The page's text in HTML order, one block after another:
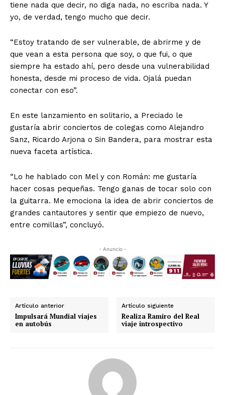
tiene nada que decir, no diga nada, no escriba nada. Y
yo, de verdad, tengo mucho que decir.
“Estoy tratando de ser vulnerable, de abrirme y de
que vean a esta persona que soy, o que fui, o que
siempre ha estado ahí, pero desde una vulnerabilidad
honesta, desde mi proceso de vida. Ojalá puedan
conectar con eso”.
En este lanzamiento en solitario, a Preciado le
gustaría abrir conciertos de colegas como Alejandro
Sanz, Ricardo Arjona o Sin Bandera, para mostrar esta
nueva faceta artística.
“Lo he hablado con Mel y con Román: me gustaría
hacer cosas pequeñas. Tengo ganas de tocar solo con
la guitarra. Me emociona la idea de abrir conciertos de
grandes cantautores y sentir que empiezo de nuevo,
entre comillas”, concluyó.
- Anuncio -
Artículo anterior
Impulsará Mundial viajes
en autobús
Artículo siguiente
Realiza Ramiro del Real
viaje introspectivo